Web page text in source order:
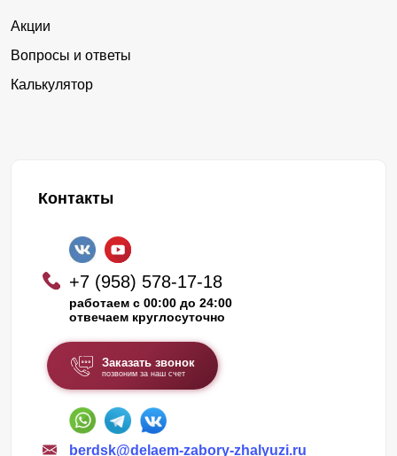
Акции
Вопросы и ответы
Калькулятор
Контакты
+7 (958) 578-17-18
работаем с 00:00 до 24:00
отвечаем круглосуточно
Заказать звонок
позвоним за наш счет
berdsk@delaem-zabory-zhalyuzi.ru